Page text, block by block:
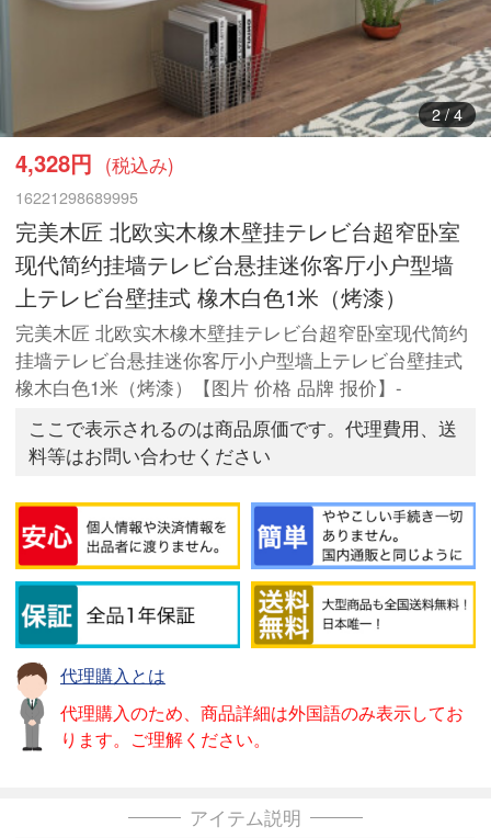
3/4
4,328円 (税込み)
16221298689995
完美木匠 北欧实木橡木壁挂テレビ台超窄卧室
现代简约挂墙テレビ台悬挂迷你客厅小户型墙
上テレビ台壁挂式 橡木白色1米（烤漆）
完美木匠 北欧实木橡木壁挂テレビ台超窄卧室现代简约
挂墙テレビ台悬挂迷你客厅小户型墙上テレビ台壁挂式
橡木白色1米（烤漆）【图片 价格 品牌 报价】-
ここで表示されるのは商品原価です。代理費用、送
料等はお問い合わせください
代理購入とは
代理購入のため、商品詳細は外国語のみ表示してお
ります。ご理解ください。
アイテム説明